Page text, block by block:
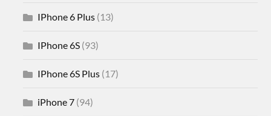
IPhone 6 Plus (13)
IPhone 6S (93)
IPhone 6S Plus (17)
iPhone 7 (94)